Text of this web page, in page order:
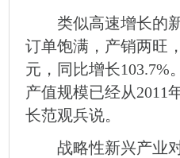
类似高速增长的新
订单饱满，产销两旺
元，同比增长103.7%
产值规模已经从2011
长范观兵说。
战略性新兴产业对